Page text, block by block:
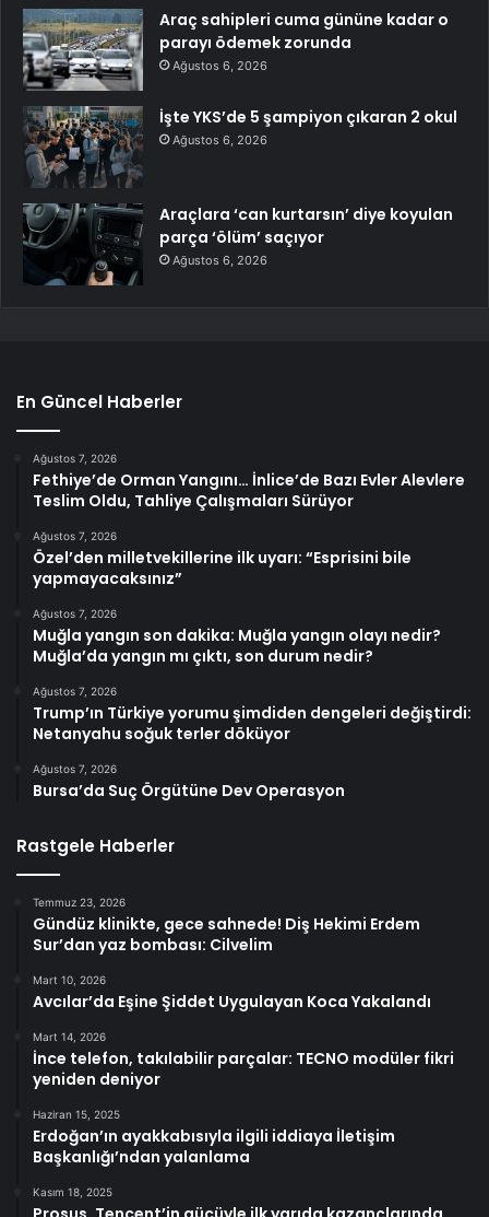
Araç sahipleri cuma gününe kadar o
parayı ödemek zorunda
Ağustos 6, 2026
İşte YKS’de 5 şampiyon çıkaran 2 okul
Ağustos 6, 2026
Araçlara ‘can kurtarsın’ diye koyulan
parça ‘ölüm’ saçıyor
Ağustos 6, 2026
En Güncel Haberler
Ağustos 7, 2026
Fethiye’de Orman Yangını… İnlice’de Bazı Evler Alevlere
Teslim Oldu, Tahliye Çalışmaları Sürüyor
Ağustos 7, 2026
Özel’den milletvekillerine ilk uyarı: “Esprisini bile
yapmayacaksınız”
Ağustos 7, 2026
Muğla yangın son dakika: Muğla yangın olayı nedir?
Muğla’da yangın mı çıktı, son durum nedir?
Ağustos 7, 2026
Trump’ın Türkiye yorumu şimdiden dengeleri değiştirdi:
Netanyahu soğuk terler döküyor
Ağustos 7, 2026
Bursa’da Suç Örgütüne Dev Operasyon
Rastgele Haberler
Temmuz 23, 2026
Gündüz klinikte, gece sahnede! Diş Hekimi Erdem
Sur’dan yaz bombası: Cilvelim
Mart 10, 2026
Avcılar’da Eşine Şiddet Uygulayan Koca Yakalandı
Mart 14, 2026
İnce telefon, takılabilir parçalar: TECNO modüler fikri
yeniden deniyor
Haziran 15, 2025
Erdoğan’ın ayakkabısıyla ilgili iddiaya İletişim
Başkanlığı’ndan yalanlama
Kasım 18, 2025